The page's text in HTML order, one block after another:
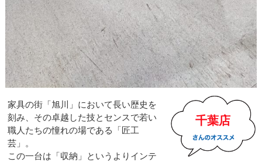
千葉店
家具の街「旭川」において長い歴史を
刻み、その卓越した技とセンスで若い
職人たちの憧れの場である「匠工
芸」。
この一台は「収納」というよりインテ